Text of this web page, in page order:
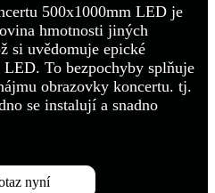
500x1000mm LED je
hmotnosti jiných
si uvědomuje epické
To bezpochyby splňuje
obrazovky koncertu. tj.
se instalují a snadno
nyní